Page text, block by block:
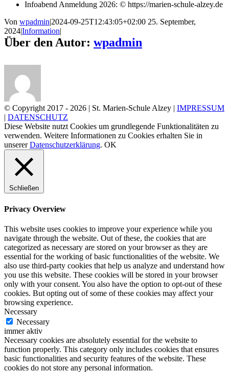
Infoabend Anmeldung 2026: © https://marien-schule-alzey.de
Von wpadmin|2024-09-25T12:43:05+02:00 25. September,
2024|Information|
Über den Autor: wpadmin
© Copyright 2017 - 2026 | St. Marien-Schule Alzey | IMPRESSUM
| DATENSCHUTZ
Diese Website nutzt Cookies um grundlegende Funktionalitäten zu
verwenden. Weitere Informationen zu Cookies erhalten Sie in
unsererDatenschutzerklärung. OK
Schließen
Privacy Overview
This website uses cookies to improve your experience while you
navigate through the website. Out of these, the cookies that are
categorized as necessary are stored on your browser as they are
essential for the working of basic functionalities of the website. We
also use third-party cookies that help us analyze and understand how
you use this website. These cookies will be stored in your browser
only with your consent. You also have the option to opt-out of these
cookies. But opting out of some of these cookies may affect your
browsing experience.
Necessary
Necessary
immer aktiv
Necessary cookies are absolutely essential for the website to
function properly. This category only includes cookies that ensures
basic functionalities and security features of the website. These
cookies do not store any personal information.